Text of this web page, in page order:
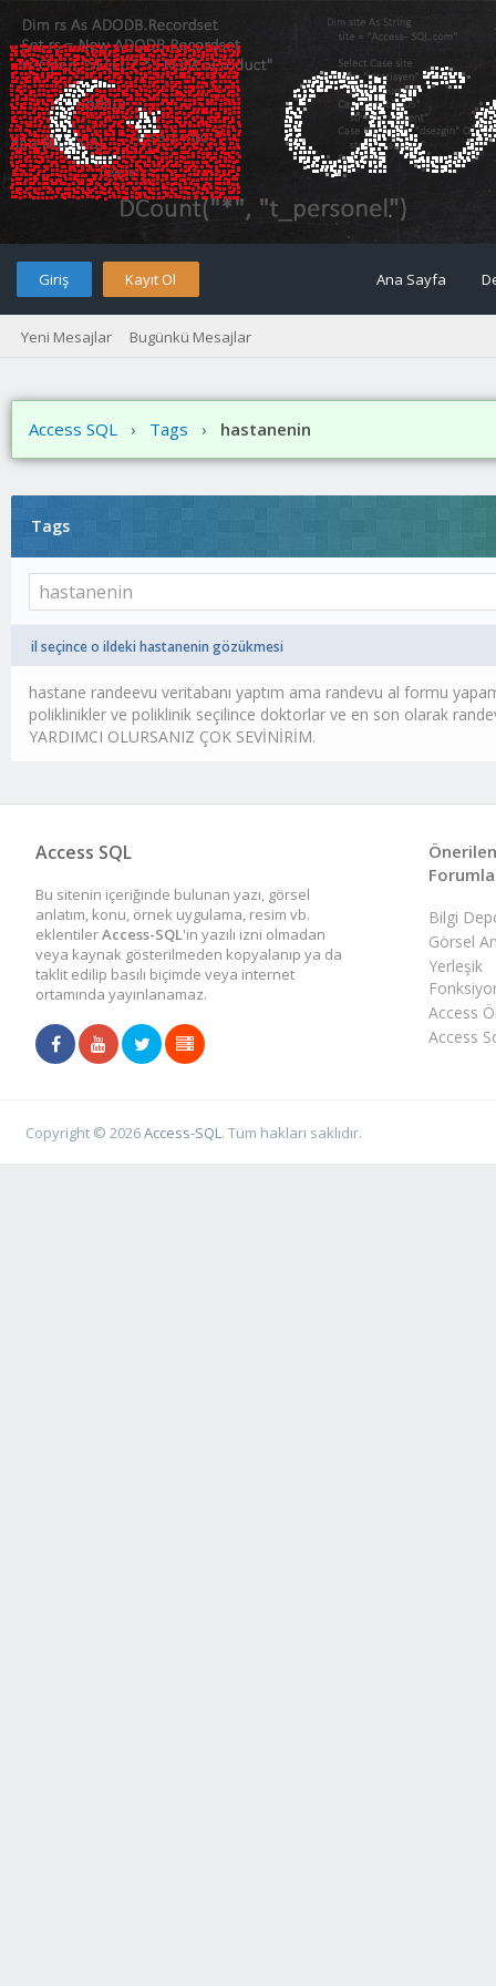
Giriş Kayıt Ol Ana Sayfa
Yeni Mesajlar Bugünkü Mesajlar
Access SQL › Tags › hastanenin
Tags
il seçince o ildeki hastanenin gözükmesi
hastane randeevu veritabanı yaptım ama randevu al formu
poliklinikler ve poliklinik seçilince doktorlar ve en son olarak
YARDIMCI OLURSANIZ ÇOK SEVİNİRİM.
Access SQL
Bu sitenin içeriğinde bulunan yazı, görsel
anlatım, konu, örnek uygulama, resim vb.
eklentilerAccess-SQL'in yazılı izni olmadan
veya kaynak gösterilmeden kopyalanıp ya da
taklit edilip basılı biçimde veya internet
ortamında yayınlanamaz.
Önerilen
Bilgi
Görsel
Yerleşik
Access
Access
Copyright © 2026Access-SQL . Tüm hakları saklıdır.